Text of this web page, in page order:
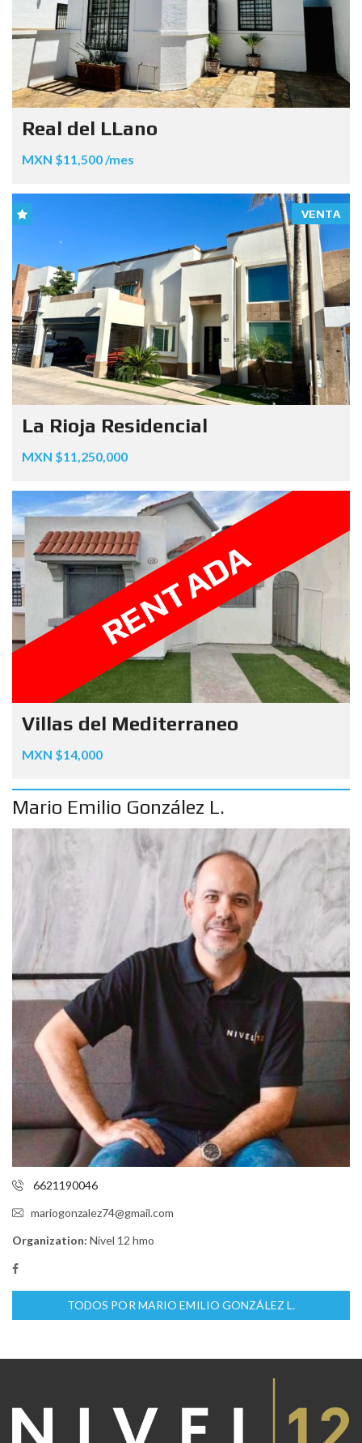
Real del LLano
MXN $11,500 /mes
VENTA
La Rioja Residencial
MXN $11,250,000
RENTADA
Villas del Mediterraneo
MXN $14,000
Mario Emilio González L.
6621190046
mariogonzalez74@gmail.com
Organization: Nivel 12 hmo
TODOS POR MARIO EMILIO GONZÁLEZ L.